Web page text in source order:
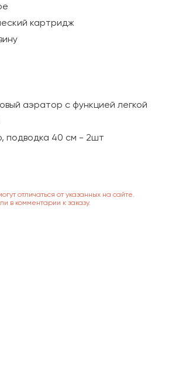
картридж
аэратор с функцией легкой
подводка 40 см - 2шт
отличаться от указанных на сайте.
в комментарии к заказу.